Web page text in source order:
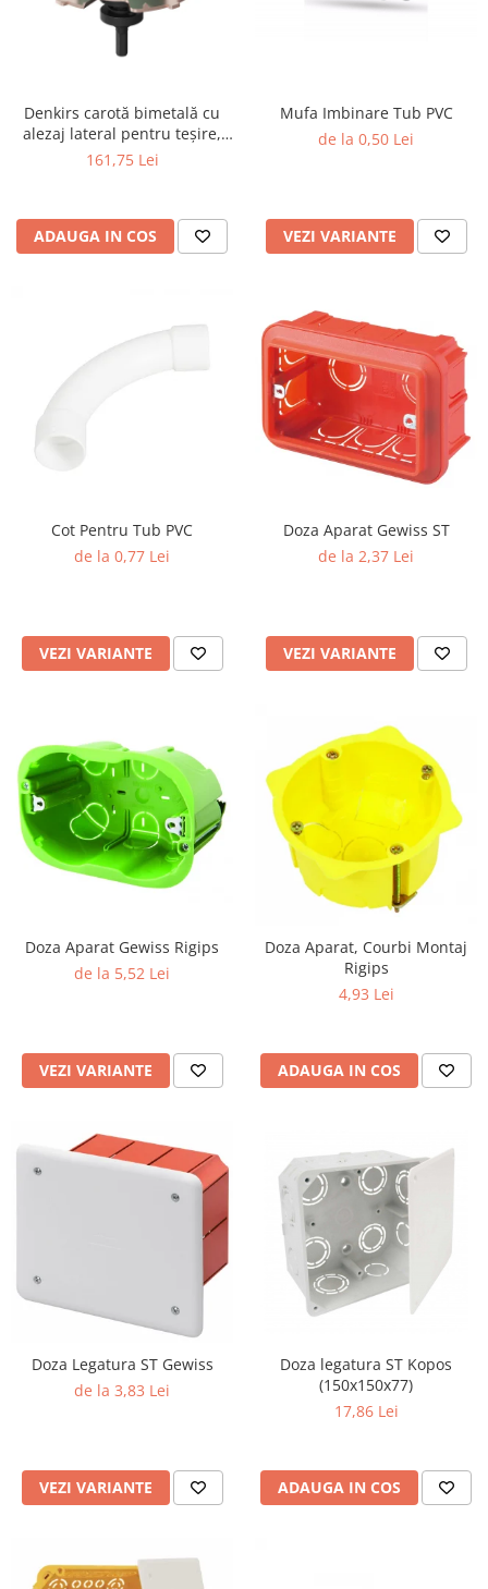
Denkirs carotă bimetală cu
alezaj lateral pentru teșire,
70×115 mm
161,75 Lei
ADAUGA IN COS
Mufa Imbinare Tub PVC
de la 0,50 Lei
VEZI VARIANTE
Cot Pentru Tub PVC
de la 0,77 Lei
VEZI VARIANTE
Doza Aparat Gewiss ST
de la 2,37 Lei
VEZI VARIANTE
Doza Aparat Gewiss Rigips
de la 5,52 Lei
VEZI VARIANTE
Doza Aparat, Courbi Montaj
Rigips
4,93 Lei
ADAUGA IN COS
Doza Legatura ST Gewiss
de la 3,83 Lei
VEZI VARIANTE
Doza legatura ST Kopos
(150x150x77)
17,86 Lei
ADAUGA IN COS